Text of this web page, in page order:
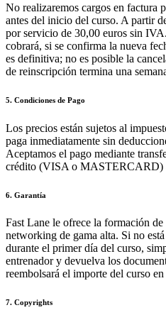
No realizaremos cargos en factura
antes del inicio del curso. A partir
por servicio de 30,00 euros sin
cobrará, si se confirma la nueva
es definitiva; no es posible la
de reinscripción termina una
5. Condiciones de Pago
Los precios están sujetos al
paga inmediatamente sin
Aceptamos el pago mediante
crédito (VISA o MASTERCARD)
6. Garantía
Fast Lane le ofrece la formación
networking de gama alta. Si no
durante el primer día del curso,
entrenador y devuelva los
reembolsará el importe del curso
7. Copyrights